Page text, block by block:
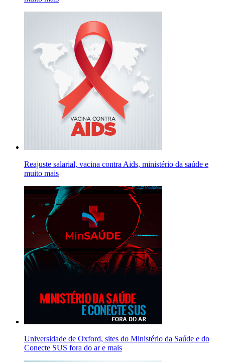
Reajuste salarial, vacina contra Aids, ministério da saúde e
muito mais
Universidade de Oxford, sites do Ministério da Saúde e do
Conecte SUS fora do ar e mais